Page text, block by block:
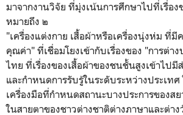
มาจากงานวิจัย ที่มุ่งเน้นการศึกษาไปที่เรื่อง
หมายถึง ๒
"เครื่องแต่งกาย เสื้อผ้าหรือเครื่องนุ่งห่ม ที่มี
คุณค่า" ที่เชื่อมโยงเข้ากับเรื่องของ "การต่า
ไทย ที่เรื่องของเสื้อผ้าของชนชั้นสูงเข้าไปมี
และกำหนดการรับรู้ในระดับระหว่างประเท
เครื่องมือที่กำหนดสถานะบางประการของส
ในสายตาของชาวต่างชาติต่างภาษาและต่า